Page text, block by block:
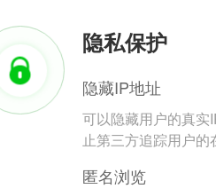
隐私保护
隐藏IP地址
可以隐藏用户的真实
止第三方追踪用户的
匿名浏览